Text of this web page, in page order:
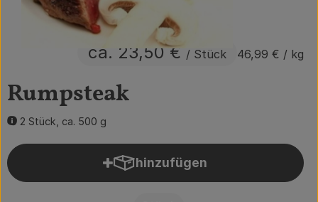
Frühstück
Der Betrieb
Brodowin besuchen
Rumpsteak
2 Stück, ca. 500 g
ca. 23,50 € / Stück 46,99 € / kg
hinzufügen
Produkt zum Warenkorb